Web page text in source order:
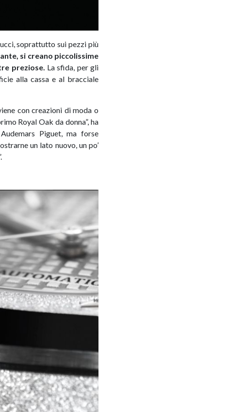
soprattutto sui pezzi più
si creano piccolissime
preziose. La sfida, per gli
alla cassa e al bracciale
con creazioni di moda o
Royal Oak da donna”, ha
Piguet, ma forse
un lato nuovo, un po’